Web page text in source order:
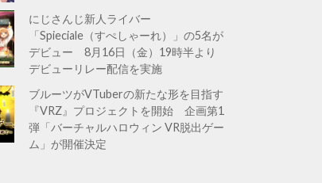
にじさんじ新人ライバー
「Spieciale（すぺしゃーれ）」の5名が
デビュー 8月16日（金）19時半より
デビューリレー配信を実施
ブルーツがVTuberの新たな形を目指す
『VRZ』プロジェクトを開始 企画第1
弾「バーチャルハロウィン VR脱出ゲー
ム」が開催決定